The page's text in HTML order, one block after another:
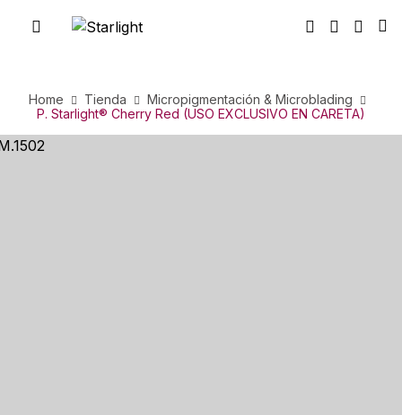
Home Tienda
Micropigmentación & Microblading
P. Starlight® Cherry Red (USO EXCLUSIVO EN CARETA)